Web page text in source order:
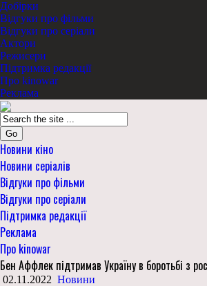
Добірки
Відгуки про фільми
Відгуки про серіали
Актори
Режисери
Підтримка редакції
Про kinowar
Реклама
Go
Новини кіно
Новини серіалів
Відгуки про фільми
Відгуки про серіали
Підтримка редакції
Реклама
Про kinowar
Бен Аффлек підтримав Україну в боротьбі з
02.11.2022 Новини